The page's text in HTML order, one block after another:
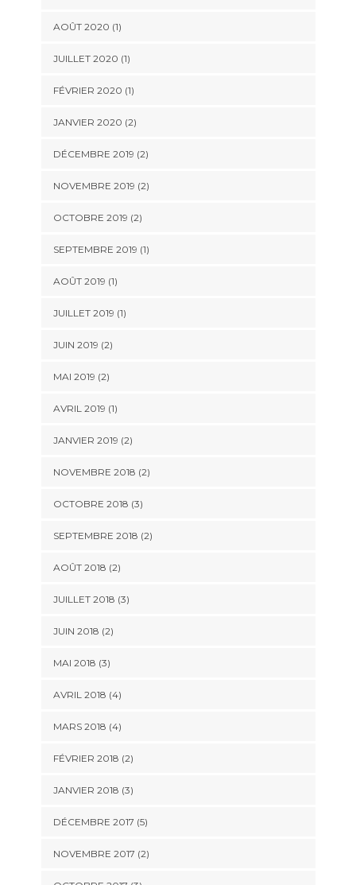
AOÛT 2020 (1)
JUILLET 2020 (1)
FÉVRIER 2020 (1)
JANVIER 2020 (2)
DÉCEMBRE 2019 (2)
NOVEMBRE 2019 (2)
OCTOBRE 2019 (2)
SEPTEMBRE 2019 (1)
AOÛT 2019 (1)
JUILLET 2019 (1)
JUIN 2019 (2)
MAI 2019 (2)
AVRIL 2019 (1)
JANVIER 2019 (2)
NOVEMBRE 2018 (2)
OCTOBRE 2018 (3)
SEPTEMBRE 2018 (2)
AOÛT 2018 (2)
JUILLET 2018 (3)
JUIN 2018 (2)
MAI 2018 (3)
AVRIL 2018 (4)
MARS 2018 (4)
FÉVRIER 2018 (2)
JANVIER 2018 (3)
DÉCEMBRE 2017 (5)
NOVEMBRE 2017 (2)